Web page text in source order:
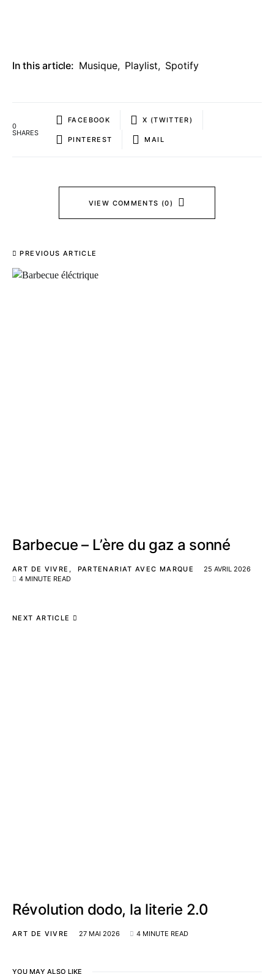
In this article: Musique, Playlist, Spotify
0
SHARES
FACEBOOK X (TWITTER)
PINTEREST MAIL
VIEW COMMENTS (0)
PREVIOUS ARTICLE
Barbecue – L’ère du gaz a sonné
ART DE VIVRE PARTENARIAT AVEC MARQUE
25 AVRIL 2026
4 MINUTE READ
NEXT ARTICLE
Révolution dodo, la literie 2.0
ART DE VIVRE 27 MAI 2026 4 MINUTE READ
YOU MAY ALSO LIKE